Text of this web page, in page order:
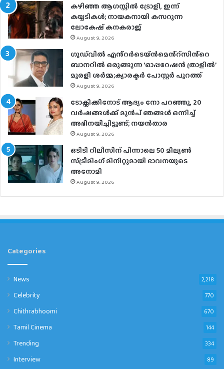
കഴിഞ്ഞ ആഗസ്റ്റിൽ ട്രോളി, ഇന്ന്
കയ്യടികൾ; നായകനായി കസറുന്ന
ലോകേഷ് കനകരാജ്
August 9, 2026
ഗുഡ്‌വിൽ എൻ്റർടെയ്ൻമെൻ്റ്സിൻ്റെ
ബാനറിൽ ഒരുങ്ങുന്ന ‘ഓപ്പറേഷൻ ത്രാളിൽ’
മുരളി ശർമ്മ;ക്യാരക്ടർ പോസ്റ്റർ പുറത്ത്
August 9, 2026
ടോക്സിക്കിനോട് ആദ്യം നോ പറഞ്ഞു, 20
വർഷങ്ങൾക്ക് മുൻപ് ഞങ്ങൾ ഒന്നിച്ച്
അഭിനയിച്ചിട്ടുണ്ട്; നയൻ‌താര
August 9, 2026
ഒടിടി റിലീസിന് പിന്നാലെ 50 മില്യൺ
സ്ട്രീമിം​ഗ് മിനിറ്റുമായി ഭാവനയുടെ
അനോമി
August 9, 2026
Categories
News 2,218
Celebrity 770
Chithrabhoomi 670
Tamil Cinema 144
Trending 334
Interview 89